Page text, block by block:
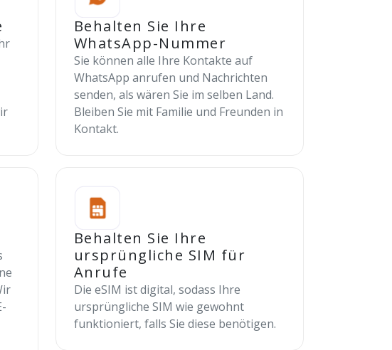
Behalten Sie Ihre
WhatsApp-Nummer
Sie können alle Ihre Kontakte auf
WhatsApp anrufen und Nachrichten
senden, als wären Sie im selben Land.
Bleiben Sie mit Familie und Freunden in
Kontakt.
Behalten Sie Ihre
ursprüngliche SIM für
Anrufe
Die eSIM ist digital, sodass Ihre
ursprüngliche SIM wie gewohnt
funktioniert, falls Sie diese benötigen.